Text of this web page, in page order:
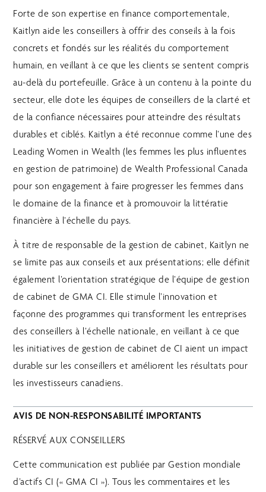
Forte de son expertise en finance comportementale,
Kaitlyn aide les conseillers à offrir des conseils à la fois
concrets et fondés sur les réalités du comportement
humain, en veillant à ce que les clients se sentent compris
au-delà du portefeuille. Grâce à un contenu à la pointe du
secteur, elle dote les équipes de conseillers de la clarté et
de la confiance nécessaires pour atteindre des résultats
durables et ciblés. Kaitlyn a été reconnue comme l’une des
Leading Women in Wealth (les femmes les plus influentes
en gestion de patrimoine) de Wealth Professional Canada
pour son engagement à faire progresser les femmes dans
le domaine de la finance et à promouvoir la littératie
financière à l’échelle du pays.
À titre de responsable de la gestion de cabinet, Kaitlyn ne
se limite pas aux conseils et aux présentations; elle définit
également l’orientation stratégique de l’équipe de gestion
de cabinet de GMA CI. Elle stimule l’innovation et
façonne des programmes qui transforment les entreprises
des conseillers à l’échelle nationale, en veillant à ce que
les initiatives de gestion de cabinet de CI aient un impact
durable sur les conseillers et améliorent les résultats pour
les investisseurs canadiens.
AVIS DE NON-RESPONSABILITÉ IMPORTANTS
RÉSERVÉ AUX CONSEILLERS
Cette communication est publiée par Gestion mondiale
d’actifs CI (« GMA CI »). Tous les commentaires et les